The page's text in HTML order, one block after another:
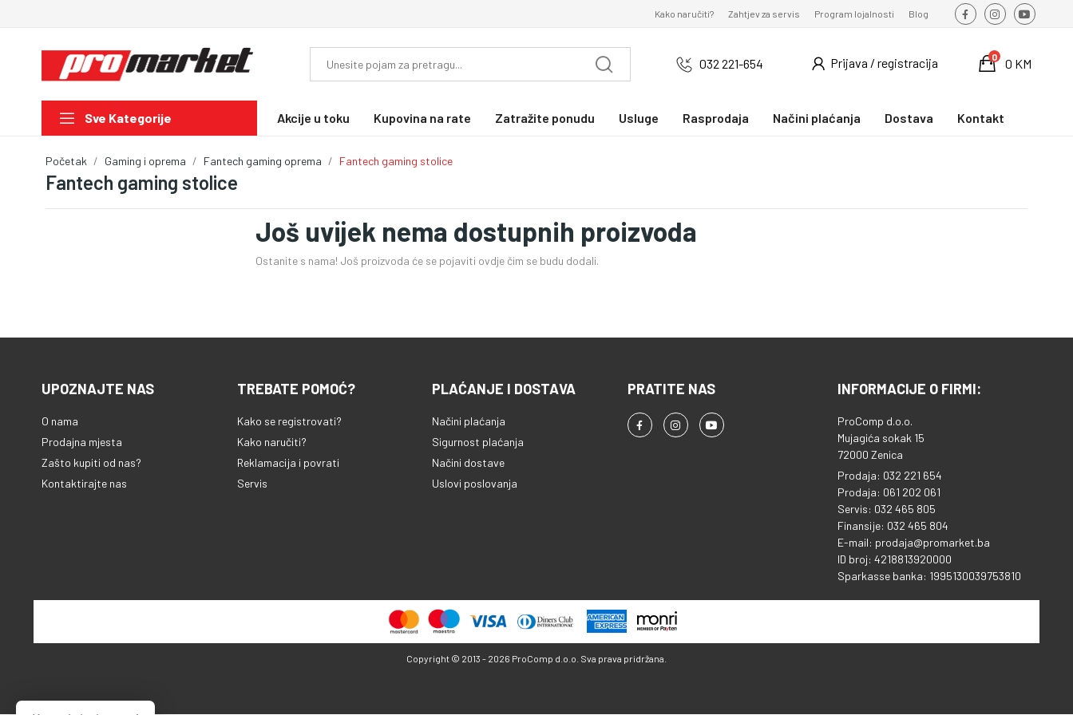
Kako naručiti? Zahtjev za servis Program lojalnosti Blog
032 221-654 Prijava / registracija 0 KM
0
Sve Kategorije Akcije u toku Kupovina na rate Zatražite ponudu Usluge Rasprodaja Načini plaćanja Dostava Kontakt
Fantech gaming stolice
Početak Gaming i oprema Fantech gaming oprema Fantech gaming stolice
Još uvijek nema dostupnih proizvoda
Ostanite s nama! Još proizvoda će se pojaviti ovdje čim se budu dodali.
UPOZNAJTE NAS
O nama
Prodajna mjesta
Zašto kupiti od nas?
Kontaktirajte nas
TREBATE POMOĆ?
Kako se registrovati?
Kako naručiti?
Reklamacija i povrati
Servis
PLAĆANJE I DOSTAVA
Načini plaćanja
Sigurnost plaćanja
Načini dostave
Uslovi poslovanja
PRATITE NAS INFORMACIJE O FIRMI:
ProComp d.o.o.
Mujagića sokak 15
72000 Zenica
Prodaja: 032 221 654
Prodaja: 061 202 061
Servis: 032 465 805
Finansije: 032 465 804
E-mail: prodaja@promarket.ba
ID broj: 4218813920000
Sparkasse banka: 1995130039753810
Copyright © 2013 - 2026 ProComp d.o.o. Sva prava pridržana.